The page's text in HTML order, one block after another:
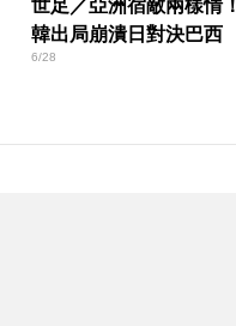
世足／亞洲宿敵兩樣情！
韓出局崩潰日對決巴西
6/28